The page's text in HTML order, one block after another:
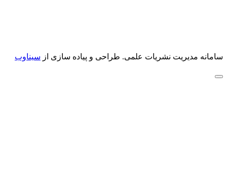
سامانه مدیریت نشریات علمی. طراحی و پیاده سازی از سیناوب